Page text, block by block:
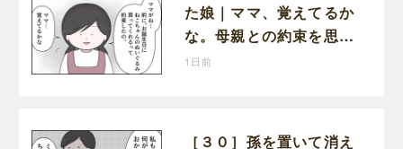
た娘｜ママ、覚えてるか
な。母親との約束を思い
出し寂しそうな孫に胸が
1日前
［３０］孫を置いて消え